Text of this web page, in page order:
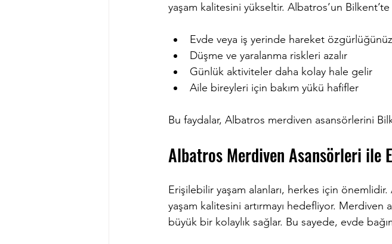
yaşam kalitesini yükseltir. Albatros’un
Evde veya iş yerinde hareket
Düşme ve yaralanma riskleri azalır
Günlük aktiviteler daha kolay hale gelir
Aile bireyleri için bakım yükü hafifler
Bu faydalar, Albatros merdiven asansörlerini
Albatros Merdiven Asansörleri ile
Erişilebilir yaşam alanları, herkes için
yaşam kalitesini artırmayı hedefliyor.
büyük bir kolaylık sağlar. Bu sayede, evde